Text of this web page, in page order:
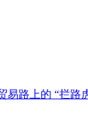
路上的 “拦路